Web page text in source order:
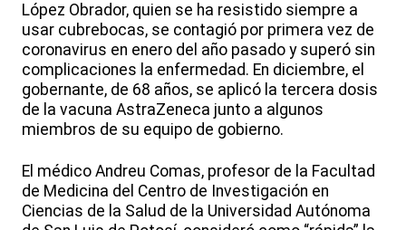
López Obrador, quien se ha resistido siempre a
usar cubrebocas, se contagió por primera vez de
coronavirus en enero del año pasado y superó sin
complicaciones la enfermedad. En diciembre, el
gobernante, de 68 años, se aplicó la tercera dosis
de la vacuna AstraZeneca junto a algunos
miembros de su equipo de gobierno.
El médico Andreu Comas, profesor de la Facultad
de Medicina del Centro de Investigación en
Ciencias de la Salud de la Universidad Autónoma